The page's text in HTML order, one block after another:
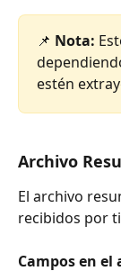
📌 Nota:
estén
Archivo
El archivo
recibidos por
Campos en